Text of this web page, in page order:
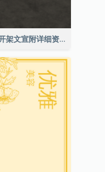
酒店开架文宣附详细资讯